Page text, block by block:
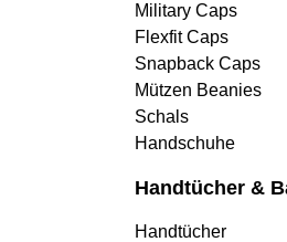
Military Caps
Flexfit Caps
Snapback Caps
Mützen Beanies
Schals
Handschuhe
Handtücher &
Handtücher